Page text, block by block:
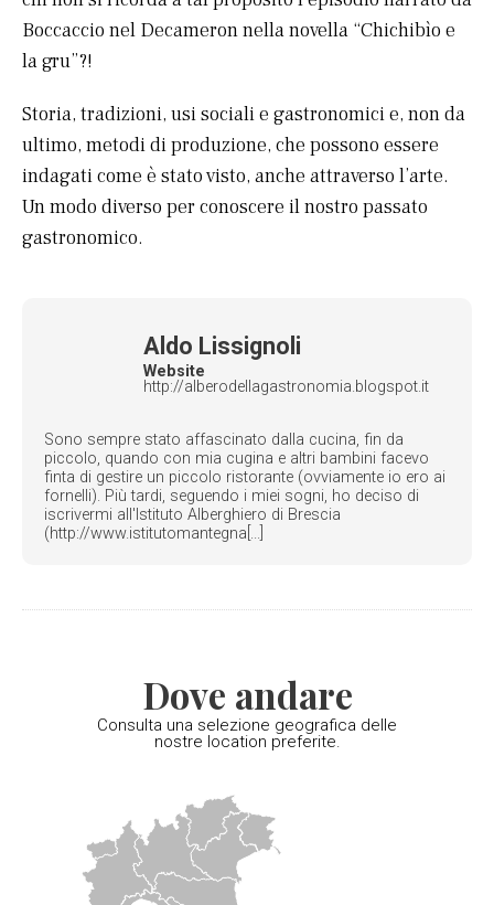
Boccaccio nel Decameron nella novella “Chichibìo e
la gru”?!
Storia, tradizioni, usi sociali e gastronomici e, non da
ultimo, metodi di produzione, che possono essere
indagati come è stato visto, anche attraverso l’arte.
Un modo diverso per conoscere il nostro passato
gastronomico.
Aldo Lissignoli
Website
http://alberodellagastronomia.blogspot.it
Sono sempre stato affascinato dalla cucina, fin da
piccolo, quando con mia cugina e altri bambini facevo
finta di gestire un piccolo ristorante (ovviamente io ero ai
fornelli). Più tardi, seguendo i miei sogni, ho deciso di
iscrivermi all'Istituto Alberghiero di Brescia
(http://www.istitutomantegna[...]
Dove andare
Consulta una selezione geografica delle
nostre location preferite.